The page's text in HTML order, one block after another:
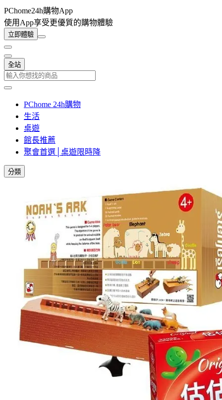
PChome24h購物App
使用App享受更優質的購物體驗
立即體驗
全站
PChome 24h購物
生活
桌遊
館長推薦
聚會首選│桌遊限時降
分類